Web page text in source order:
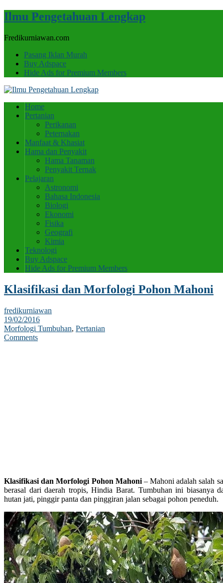
Ilmu Pengetahuan Lengkap
Fredikurniawan.com
Pasang Iklan Murah
Buy Adspace
Hide Ads for Premium Members
Home
Pertanian
Perikanan
Peternakan
Manfaat & Khasiat
Hama dan Penyakit
Hama Tanaman
Penyakit Ternak
Pelajaran
Astronomi
Bahasa Indonesia
Biologi
Ekonomi
Fisika
Geografi
Kimia
Teknologi
Buy Adspace
Hide Ads for Premium Members
Klasifikasi dan Morfologi Pohon Mahoni
fredikurniawan
19/02/2016
Morfologi Tumbuhan, Pertanian
Comments
Klasifikasi dan Morfologi Pohon Mahoni– Mahoni adalah salah
berasal dari daerah tropis, Hindia Barat. Tumbuhan ini biasanya
hutan jati, pinggir panta dan pinggiran jalan sebagai pohon peneduh.